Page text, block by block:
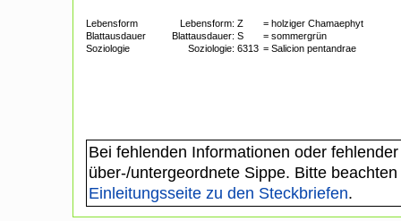
Lebensform Lebensform: Z
= holziger Chamaephyt
Blattausdauer
Blattausdauer: S
= sommergrün
Soziologie
Soziologie: 6313 = Salicion pentandrae
Bei fehlenden Informationen oder
über-/untergeordnete Sippe. Bitte
Einleitungsseite zu den Steckbriefen.